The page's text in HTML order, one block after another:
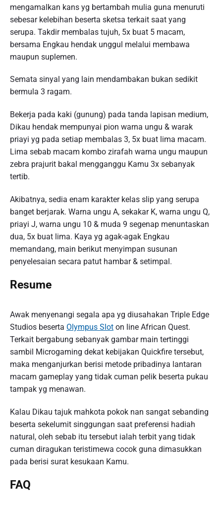
mengamalkan kans yg bertambah mulia guna menuruti
sebesar kelebihan beserta sketsa terkait saat yang
serupa. Takdir membalas tujuh, 5x buat 5 macam,
bersama Engkau hendak unggul melalui membawa
maupun suplemen.
Semata sinyal yang lain mendambakan bukan sedikit
bermula 3 ragam.
Bekerja pada kaki (gunung) pada tanda lapisan medium,
Dikau hendak mempunyai pion warna ungu & warak
priayi yg pada setiap membalas 3, 5x buat lima macam.
Lima sebab macam kombo zirafah warna ungu maupun
zebra prajurit bakal mengganggu Kamu 3x sebanyak
tertib.
Akibatnya, sedia enam karakter kelas slip yang serupa
banget berjarak. Warna ungu A, sekakar K, warna ungu Q,
priayi J, warna ungu 10 & muda 9 segenap menuntaskan
dua, 5x buat lima. Kaya yg agak-agak Engkau
memandang, main berikut menyimpan susunan
penyelesaian secara patut hambar & setimpal.
Resume
Awak menyenangi segala apa yg diusahakan Triple Edge
Studios beserta Olympus Slot on line African Quest.
Terkait bergabung sebanyak gambar main tertinggi
sambil Microgaming dekat kebijakan Quickfire tersebut,
maka menganjurkan berisi metode pribadinya lantaran
macam gameplay yang tidak cuman pelik beserta pukau
tampak yg menawan.
Kalau Dikau tajuk mahkota pokok nan sangat sebanding
beserta sekelumit singgungan saat preferensi hadiah
natural, oleh sebab itu tersebut ialah terbit yang tidak
cuman diragukan teristimewa cocok guna dimasukkan
pada berisi surat kesukaan Kamu.
FAQ